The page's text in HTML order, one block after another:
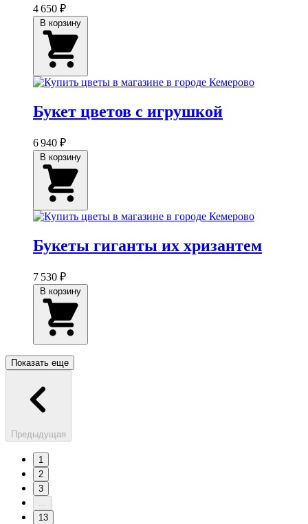
4 650 ₽
Букет цветов с игрушкой
6 940 ₽
Букеты гиганты их хризантем
7 530 ₽
Показать еще
Предыдущая
1
2
3
...
13